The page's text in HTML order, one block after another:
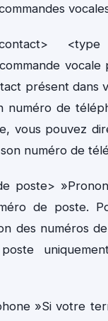
vocale
présent dans
numéro de
vous pouvez
numéro de
poste>
de poste.
des numéros
»Si votre